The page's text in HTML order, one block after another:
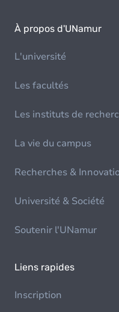
À propos d'UNamur
L'université
Les facultés
Les instituts de
La vie du campus
Recherches &
Université & Société
Soutenir l'UNamur
Liens rapides
Inscription